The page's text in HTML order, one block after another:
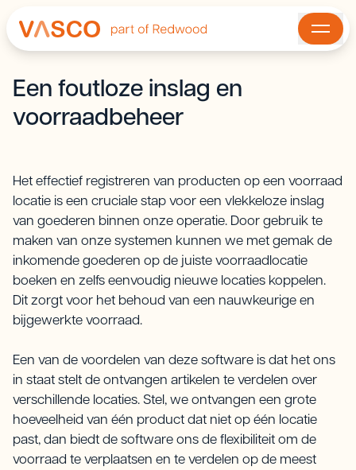
Een foutloze inslag en
voorraadbeheer
Het effectief registreren van producten op een voorraad
locatie is een cruciale stap voor een vlekkeloze inslag
van goederen binnen onze operatie. Door gebruik te
maken van onze systemen kunnen we met gemak de
inkomende goederen op de juiste voorraadlocatie
boeken en zelfs eenvoudig nieuwe locaties koppelen.
Dit zorgt voor het behoud van een nauwkeurige en
bijgewerkte voorraad.
Een van de voordelen van deze software is dat het ons
in staat stelt de ontvangen artikelen te verdelen over
verschillende locaties. Stel, we ontvangen een grote
hoeveelheid van één product dat niet op één locatie
past, dan biedt de software ons de flexibiliteit om de
voorraad te verplaatsen en te verdelen op de meest